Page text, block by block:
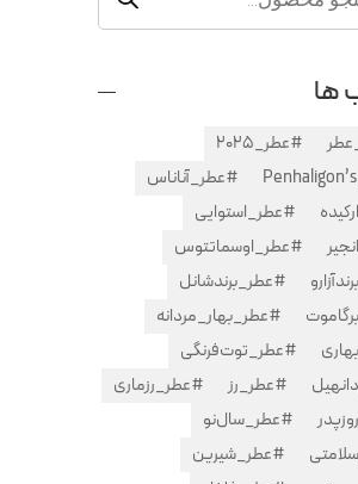
ها
#عطر_2025
#عطر_آناناس
#عطر_استوایی
#عطر_اوسماتتوس
#عطر_برندشانل
#عطر_بهار_مردانه
#عطر_توت‌فرنگی
#عطر_رز
#عطر_رزماری
#عطر_سال‌نو
#عطر_شیرین